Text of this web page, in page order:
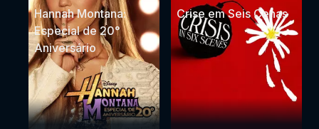
Hannah Montana:
Especial de 20°
Aniversário
Crise em Seis Cenas